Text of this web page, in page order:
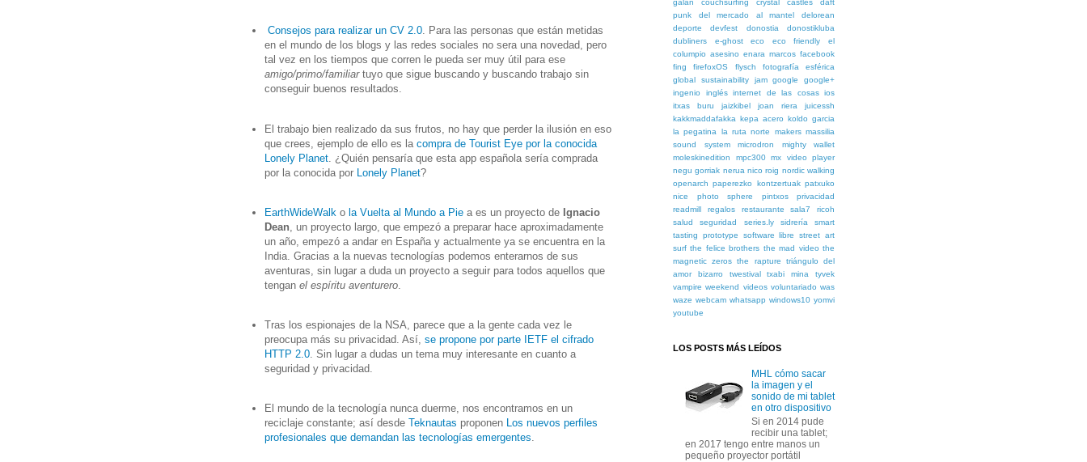
Consejos para realizar un CV 2.0. Para las personas que están metidas
en el mundo de los blogs y las redes sociales no sera una novedad, pero
tal vez en los tiempos que corren le pueda ser muy útil para ese
amigo/primo/familiartuyo que sigue buscando y buscando trabajo sin
conseguir buenos resultados.
El trabajo bien realizado da sus frutos, no hay que perder la ilusión en eso
que crees, ejemplo de ello es la compra de Tourist Eye por la conocida
Lonely Planet . ¿Quién pensaría que esta app española sería comprada
por la conocida por Lonely Planet?
EarthWideWalk o la Vuelta al Mundo a Pie a es un proyecto de Ignacio
Dean , un proyecto largo, que empezó a preparar hace aproximadamente
un año, empezó a andar en España y actualmente ya se encuentra en la
India. Gracias a la nuevas tecnologías podemos enterarnos de sus
aventuras, sin lugar a duda un proyecto a seguir para todos aquellos que
tengan el espíritu aventurero
Tras los espionajes de la NSA, parece que a la gente cada vez le
preocupa más su privacidad. Así, se propone por parte IETF el cifrado
HTTP 2.0. Sin lugar a dudas un tema muy interesante en cuanto a
seguridad y privacidad.
El mundo de la tecnología nunca duerme, nos encontramos en un
reciclaje constante; así desde Teknautas proponen Los nuevos perfiles
profesionales que demandan las tecnologías emergentes.
galan
couchsurfing crystal castles
daft
punk
del mercado al mantel
delorean
deporte
devfest donostia
donostikluba
dubliners
e-ghost eco eco friendly
el
columpio asesino enara marcos facebook
fing
firefoxOS flysch
fotografía esférica
global sustainability jam
google
google+
ingenio
inglés internet de las cosas ios
itxas buru
jaizkibel joan riera
juicessh
kakkmaddafakka kepa acero koldo garcia
la pegatina
la ruta norte makers massilia
sound system
microdron
mighty wallet
moleskinedition
mpc300 mx video player
negu gorriak nerua nico roig nordic walking
openarch paperezko kontzertuak patxuko
nice
photo sphere pintxos
privacidad
readmill
regalos restaurante sala7
ricoh
salud
seguridad series.ly sidrería
smart
tasting prototype
software libre
street art
surf the felice brothers the mad video the
magnetic zeros the rapture
triángulo del
amor bizarro
twestival txabi mina
tyvek
vampire weekend videos voluntariado was
waze webcam whatsapp windows10 yomvi
youtube
LOS POSTS MÁS LEÍDOS
MHL cómo sacar
la imagen y el
sonido de mi tablet
en otro dispositivo
Si en 2014 pude
recibir una tablet;
en 2017 tengo entre manos un
pequeño proyector portátil